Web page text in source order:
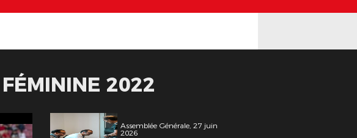
2022
Assemblée Générale, 27 juin
2026